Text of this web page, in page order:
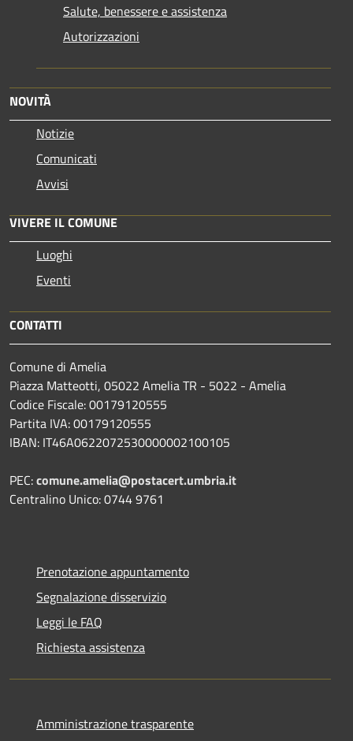
Salute, benessere e assistenza
Autorizzazioni
NOVITÀ
Notizie
Comunicati
Avvisi
VIVERE IL COMUNE
Luoghi
Eventi
CONTATTI
Comune di Amelia
Piazza Matteotti, 05022 Amelia TR - 5022 - Amelia
Codice Fiscale: 00179120555
Partita IVA: 00179120555
IBAN: IT46A0622072530000002100105
PEC:comune.amelia@postacert.umbria.it
Centralino Unico: 0744 9761
Prenotazione appuntamento
Segnalazione disservizio
Leggi le FAQ
Richiesta assistenza
Amministrazione trasparente